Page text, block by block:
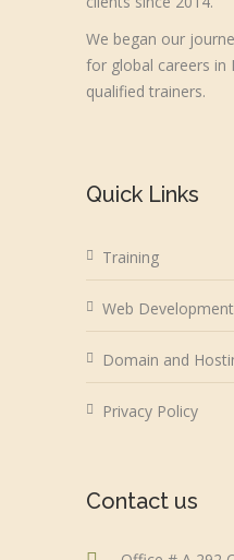
We began our
for global careers in
qualified trainers.
Quick Links
Training
Web
Domain and
Privacy Policy
Contact us